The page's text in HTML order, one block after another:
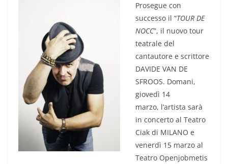
Prosegue con
successo il “TOUR DE
NOCC”, il nuovo tour
teatrale del
cantautore e scrittore
DAVIDE VAN DE
SFROOS. Domani,
giovedì 14
marzo, l’artista sarà
in concerto al Teatro
Ciak di MILANO e
venerdì 15 marzo al
Teatro Openjobmetis